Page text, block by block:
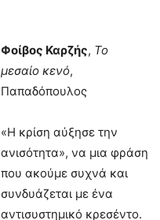
Φοίβος Καρζής, Το
μεσαίο κενό,
Παπαδόπουλος
«Η κρίση αύξησε την
ανισότητα», να μια φράση
που ακούμε συχνά και
συνδυάζεται με ένα
αντισυστημικό κρεσέντο.